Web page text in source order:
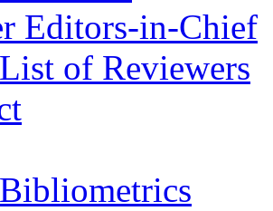
Editors-in-Chief
of Reviewers